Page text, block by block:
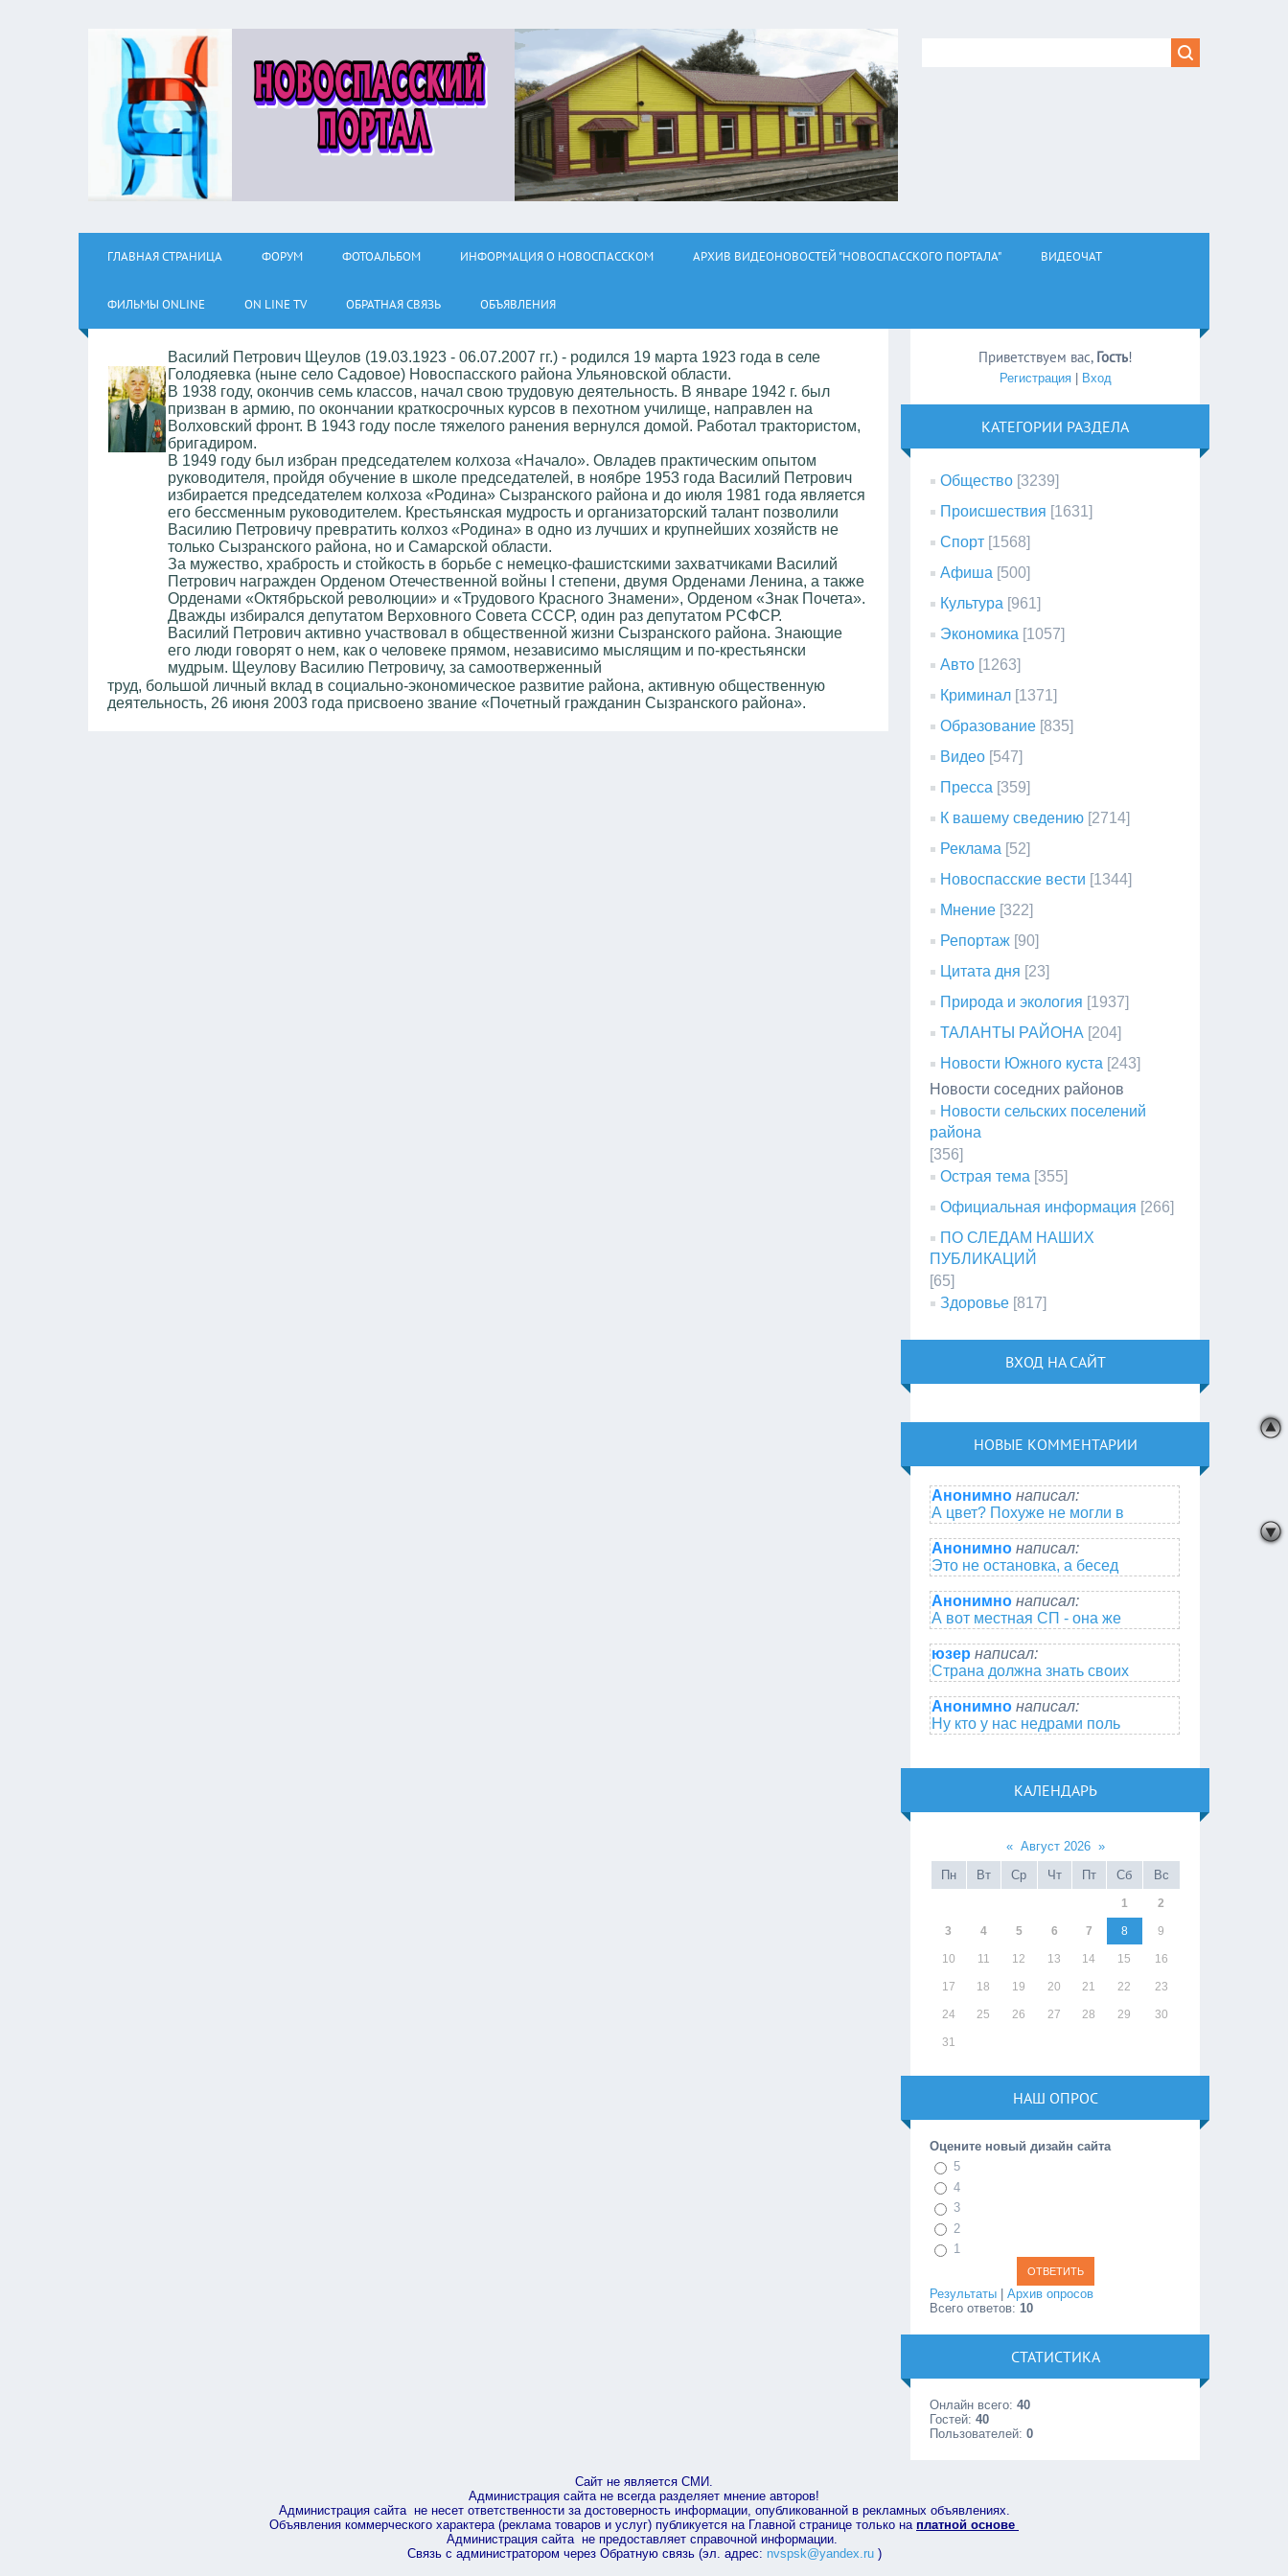
ГЛАВНАЯ СТРАНИЦА ФОРУМ ФОТОАЛЬБОМ ИНФОРМАЦИЯ О НОВОСПАССКОМ АРХИВ ВИДЕОНОВОСТЕЙ "НОВОСПАССКОГО ПОРТАЛА" ВИДЕОЧАТ
ФИЛЬМЫ ОNLINE ON LINE TV ОБРАТНАЯ СВЯЗЬ ОБЪЯВЛЕНИЯ
Василий Петрович Щеулов (19.03.1923 - 06.07.2007 гг.) - родился 19 марта 1923 года в селе
Голодяевка (ныне село Садовое) Новоспасского района Ульяновской области.
В 1938 году, окончив семь классов, начал свою трудовую деятельность. В январе 1942 г. был
призван в армию, по окончании краткосрочных курсов в пехотном училище, направлен на
Волховский фронт. В 1943 году после тяжелого ранения вернулся домой. Работал трактористом,
бригадиром.
В 1949 году был избран председателем колхоза «Начало». Овладев практическим опытом
руководителя, пройдя обучение в школе председателей, в ноябре 1953 года Василий Петрович
избирается председателем колхоза «Родина» Сызранского района и до июля 1981 года является
его бессменным руководителем. Крестьянская мудрость и организаторский талант позволили
Василию Петровичу превратить колхоз «Родина» в одно из лучших и крупнейших хозяйств не
только Сызранского района, но и Самарской области.
За мужество, храбрость и стойкость в борьбе с немецко-фашистскими захватчиками Василий
Петрович награжден Орденом Отечественной войны I степени, двумя Орденами Ленина, а также
Орденами «Октябрьской революции» и «Трудового Красного Знамени», Орденом «Знак Почета».
Дважды избирался депутатом Верховного Совета СССР, один раз депутатом РСФСР.
Василий Петрович активно участвовал в общественной жизни Сызранского района. Знающие
его люди говорят о нем, как о человеке прямом, независимо мыслящим и по-крестьянски
мудрым. Щеулову Василию Петровичу, за самоотверженный
труд, большой личный вклад в социально-экономическое развитие района, активную общественную
деятельность, 26 июня 2003 года присвоено звание «Почетный гражданин Сызранского района».
Приветствуем вас, Гость!
Регистрация| Вход
КАТЕГОРИИ РАЗДЕЛА
Общество [3239]
Происшествия [1631]
Спорт [1568]
Афиша [500]
Культура [961]
Экономика [1057]
Авто [1263]
Криминал [1371]
Образование [835]
Видео [547]
Пресса [359]
К вашему сведению [2714]
Реклама [52]
Новоспасские вести [1344]
Мнение [322]
Репортаж [90]
Цитата дня [23]
Природа и экология [1937]
ТАЛАНТЫ РАЙОНА [204]
Новости Южного куста [243]
Новости соседних районов
Новости сельских поселений
района
[356]
Острая тема [355]
Официальная информация [266]
ПО СЛЕДАМ НАШИХ
ПУБЛИКАЦИЙ
[65]
Здоровье [817]
ВХОД НА САЙТ
НОВЫЕ КОММЕНТАРИИ
Анонимно написал:
А цвет? Похуже не могли в
Анонимно написал:
Это не остановка, а бесед
Анонимно написал:
А вот местная СП - она же
юзер написал:
Страна должна знать своих
Анонимно написал:
Ну кто у нас недрами поль
КАЛЕНДАРЬ
« Август 2026 »
Пн
Вт Ср Чт Пт Сб Вс
1 2
3 4 5 6 7 8 9
10 11 12 13 14 15 16
17 18 19 20 21 22 23
24 25 26 27 28 29 30
31
НАШ ОПРОС
Оцените новый дизайн сайта
5
4
3
2
1
Результаты |Архив опросов
Всего ответов: 10
СТАТИСТИКА
Онлайн всего:40
Гостей:40
Пользователей:0
Сайт не является СМИ.
Администрация сайта не всегда разделяет мнение авторов!
Администрация сайта не несет ответственности за достоверность информации, опубликованной в рекламных объявлениях.
Объявления коммерческого характера (реклама товаров и услуг) публикуется на Главной странице только на платной основе
Администрация сайта не предоставляет справочной информации.
Связь с администратором через Обратную связь (эл. адрес: nvspsk@yandex.ru)